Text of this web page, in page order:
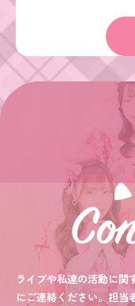
ライブや私達の活動に関
にご連絡ください。担当